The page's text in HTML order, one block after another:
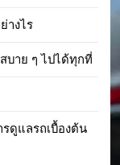
างไร
บาย ๆ ไปได้ทุกที่
ดูแลรถเบื้องต้น